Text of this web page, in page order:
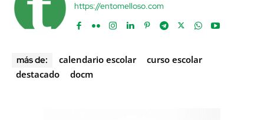
https://entomelloso.com
más de: calendario escolar
curso escolar
destacado
docm